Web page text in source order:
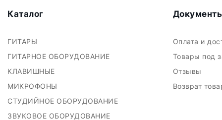
Каталог
ГИТАРЫ
ГИТАРНОЕ ОБОРУДОВАНИЕ
КЛАВИШНЫЕ
МИКРОФОНЫ
СТУДИЙНОЕ ОБОРУДОВАНИЕ
ЗВУКОВОЕ ОБОРУДОВАНИЕ
Оплата и
Товары под
Отзывы
Возврат